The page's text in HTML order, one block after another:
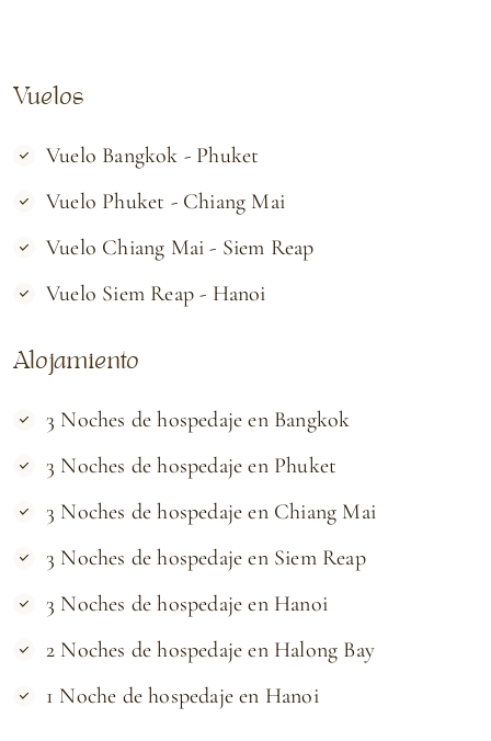
Vuelos
Vuelo Bangkok - Phuket
Vuelo Phuket - Chiang Mai
Vuelo Chiang Mai - Siem Reap
Vuelo Siem Reap - Hanoi
Alojamiento
3 Noches de hospedaje en Bangkok
3 Noches de hospedaje en Phuket
3 Noches de hospedaje en Chiang Mai
3 Noches de hospedaje en Siem Reap
3 Noches de hospedaje en Hanoi
2 Noches de hospedaje en Halong Bay
1 Noche de hospedaje en Hanoi